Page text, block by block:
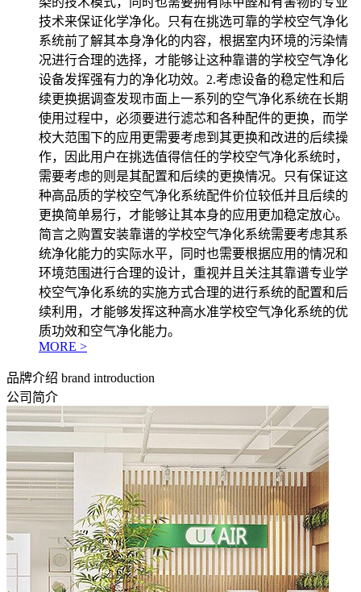
技术来保证化学净化。只有在挑选可靠的学校空气净化
系统前了解其本身净化的内容，根据室内环境的污染情
况进行合理的选择，才能够让这种靠谱的学校空气净化
设备发挥强有力的净化功效。2.考虑设备的稳定性和后
续更换据调查发现市面上一系列的空气净化系统在长期
使用过程中，必须要进行滤芯和各种配件的更换，而学
校大范围下的应用更需要考虑到其更换和改进的后续操
作，因此用户在挑选值得信任的学校空气净化系统时，
需要考虑的则是其配置和后续的更换情况。只有保证这
种高品质的学校空气净化系统配件价位较低并且后续的
更换简单易行，才能够让其本身的应用更加稳定放心。
简言之购置安装靠谱的学校空气净化系统需要考虑其系
统净化能力的实际水平，同时也需要根据应用的情况和
环境范围进行合理的设计，重视并且关注其靠谱专业学
校空气净化系统的实施方式合理的进行系统的配置和后
续利用，才能够发挥这种高水准学校空气净化系统的优
质功效和空气净化能力。
MORE >
品牌介绍 brand introduction
公司简介